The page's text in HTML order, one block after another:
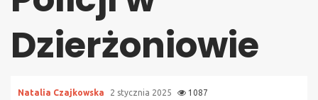
Dzierżoniowie
Natalia Czajkowska 2 stycznia 2025 1087